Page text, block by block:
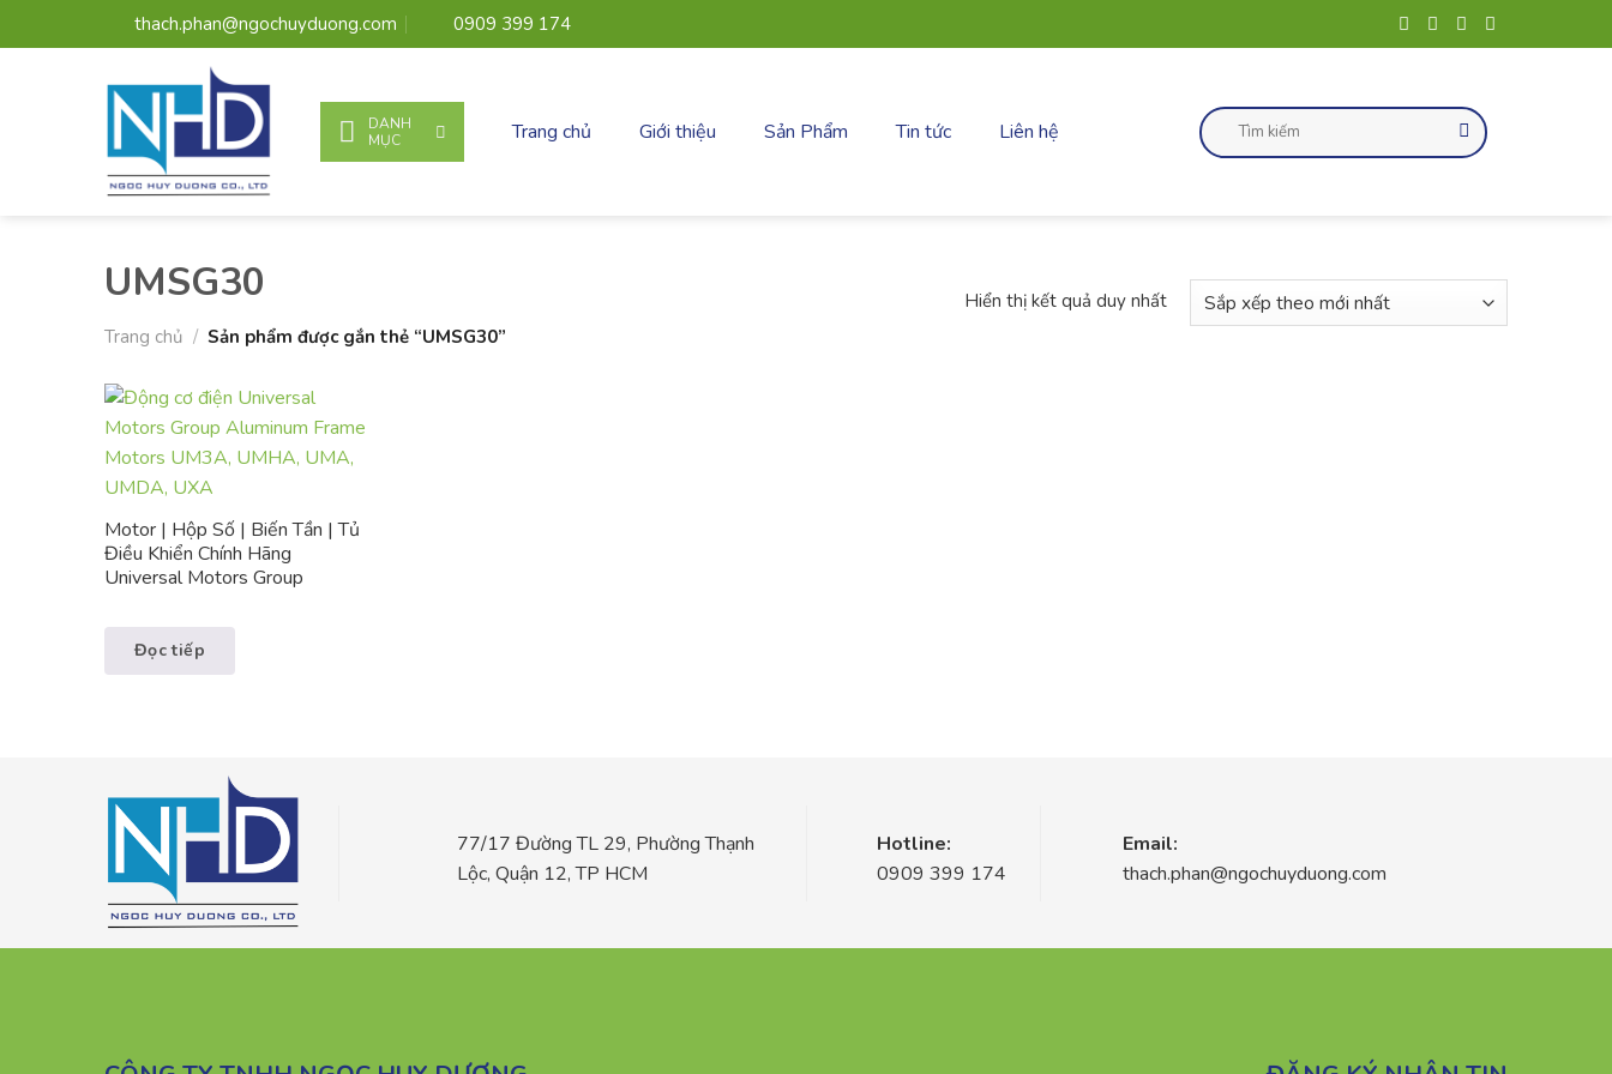
qua
thach.phan@ngochuyduong.com 0909 399 174
DANH
MỤC
Trang chủ Giới thiệu Sản Phẩm Tin tức Liên hệ
Tìm
kiếm:
UMSG30
Trang chủ / Sản phẩm được gắn thẻ “UMSG30”
Hiển thị kết quả duy nhất
Motor | Hộp Số | Biến Tần | Tủ
Điều Khiển Chính Hãng
Universal Motors Group
Đọc tiếp
77/17 Đường TL 29, Phường Thạnh
Lộc, Quận 12, TP HCM
Hotline:
0909 399 174
Email:
thach.phan@ngochuyduong.com